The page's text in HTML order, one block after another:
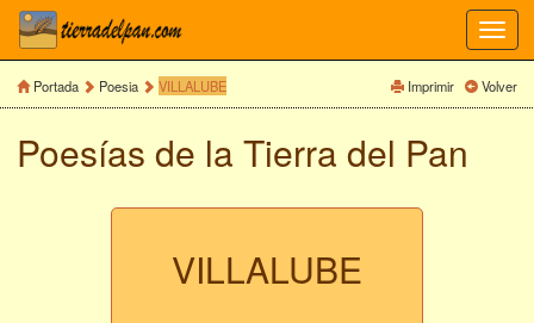
Portada Poesia VILLALUBE Imprimir Volver
Poesías de la Tierra del Pan
VILLALUBE